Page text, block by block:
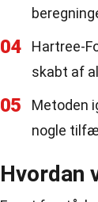
04
Hartree-
skabt af
05
Metoden
nogle
Hvordan